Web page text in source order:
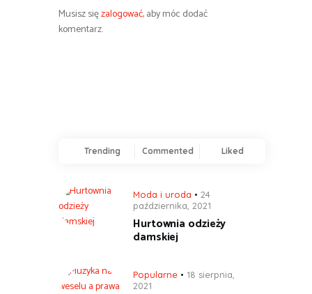
Musisz sięzalogować, aby móc dodać
komentarz.
Trending Commented Liked
Moda i uroda
24
października, 2021
Hurtownia odzieży
damskiej
Popularne
18 sierpnia,
2021